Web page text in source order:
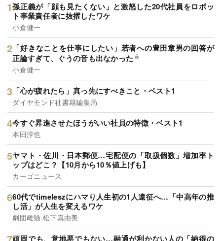
孫正義が「顔も見たくない」と激怒した20代社員をロボッ
ト事業責任者に抜擢したワケ
小倉健一
「好きなことを仕事にしたい」若者への豊田章男の回答が
正論すぎて、ぐうの音も出なかった
小倉健一
「心が疲れたら」真っ先にすべきこと・ベスト1
ダイヤモンド社書籍編集局
今すぐ昇進させたほうがいい社員の特徴・ベスト1
本田淳也
ヤマト・佐川・日本郵便…宅配便の「取扱個数」増加率ト
ップはどこ？【10月から10％値上げも】
カーゴニュース
60代でtimeleszにハマり人生初の1人遠征へ…「中高年の推
し活」が人生を変えるワケ
劇団雌猫,松下真由美
頑固でも、意地悪でもない…融通が利かない人の「納得の